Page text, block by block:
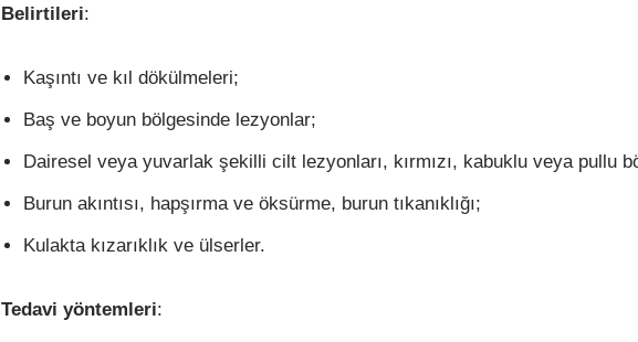
Belirtileri:
Kaşıntı ve kıl dökülmeleri;
Baş ve boyun bölgesinde lezyonlar;
Dairesel veya yuvarlak şekilli cilt lezyonları, kırmızı, kabuklu veya pullu
Burun akıntısı, hapşırma ve öksürme, burun tıkanıklığı;
Kulakta kızarıklık ve ülserler.
Tedavi yöntemleri: